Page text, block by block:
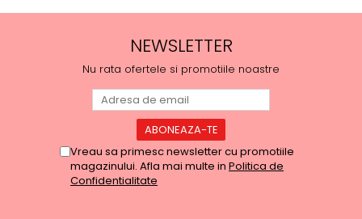
NEWSLETTER
Nu rata ofertele si promotiile noastre
Vreau sa primesc newsletter cu promotiile
magazinului. Afla mai multe in Politica de
Confidentialitate